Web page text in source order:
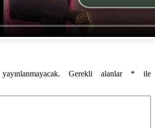
Gerekli alanlar * ile